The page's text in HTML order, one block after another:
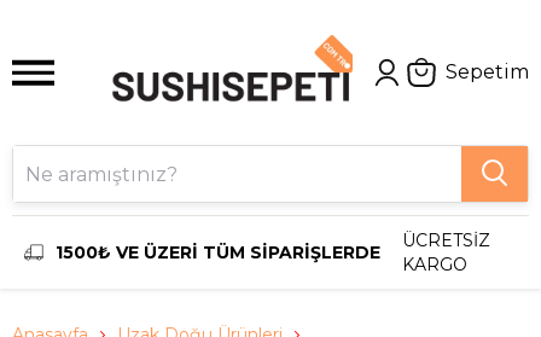
Sepetim
1500₺ VE ÜZERİ TÜM SİPARİŞLERDE
ÜCRETSİZ
KARGO